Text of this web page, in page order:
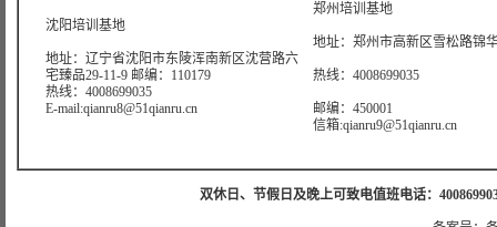
沈阳培训基地
地址：辽宁省沈阳市东陵浑南新区沈营路六
宅臻品29-11-9 邮编：110179
热线：4008699035
E-mail:qianru8@51qianru.cn
郑州培训基地
地址：郑州市高新区雪松路锦
热线：4008699035
邮编：450001
信箱:qianru9@51qianru.cn
双休日、节假日及晚上可致电值班电话：